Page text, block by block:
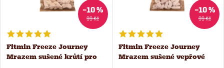
í
p
s
99 Kč
–10 %
Fitmin Freeze Journey
Mrazem sušené krůtí pro
99 Kč
–10 %
Fitmin Freeze Journey
Mrazem sušené vepřové